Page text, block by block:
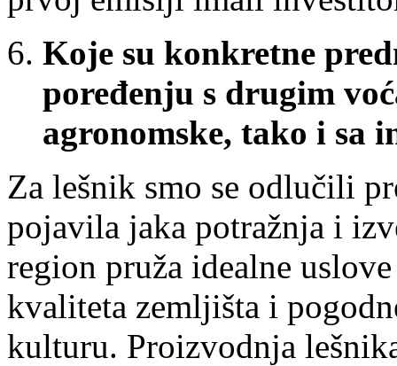
Koje su konkretne
poređenju s drugim
agronomske, tako i sa
Za lešnik smo se odlučili
pojavila jaka potražnja i
region pruža idealne
kvaliteta zemljišta i
kulturu. Proizvodnja